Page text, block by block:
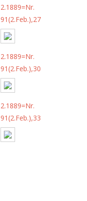
2.1889=Nr.
91(2.Feb.),27
2.1889=Nr.
91(2.Feb.),30
2.1889=Nr.
91(2.Feb.),33